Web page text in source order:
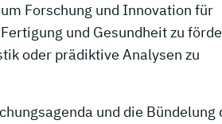
Forschung und Innovation für
und Gesundheit zu
oder prädiktive Analysen zu
und die Bündelung